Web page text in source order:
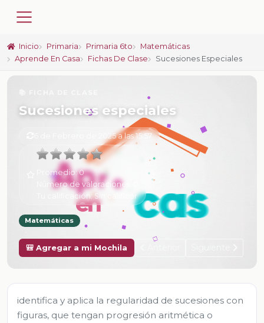
Inicio Primaria Primaria 6to
Matemáticas
Aprende En Casa
Fichas De Clase Sucesiones Especiales
Sucesiones especiales
6 de Febrero de 2025 a las 15:57
Promedio:0
Número de valoraciones:
Tu calificación:Sin calificar
Matemáticas
🎒 Agregar a mi Mochila
identifica y aplica la regularidad de sucesiones con
figuras, que tengan progresión aritmética o